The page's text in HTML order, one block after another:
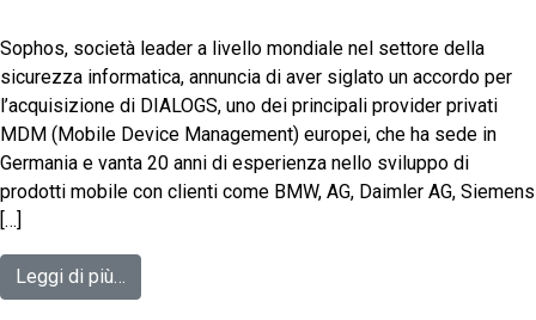
Sophos, società leader a livello mondiale nel settore della
sicurezza informatica, annuncia di aver siglato un accordo per
l’acquisizione di DIALOGS, uno dei principali provider privati
MDM (Mobile Device Management) europei, che ha sede in
Germania e vanta 20 anni di esperienza nello sviluppo di
prodotti mobile con clienti come BMW, AG, Daimler AG, Siemens
[…]
Leggi di più…